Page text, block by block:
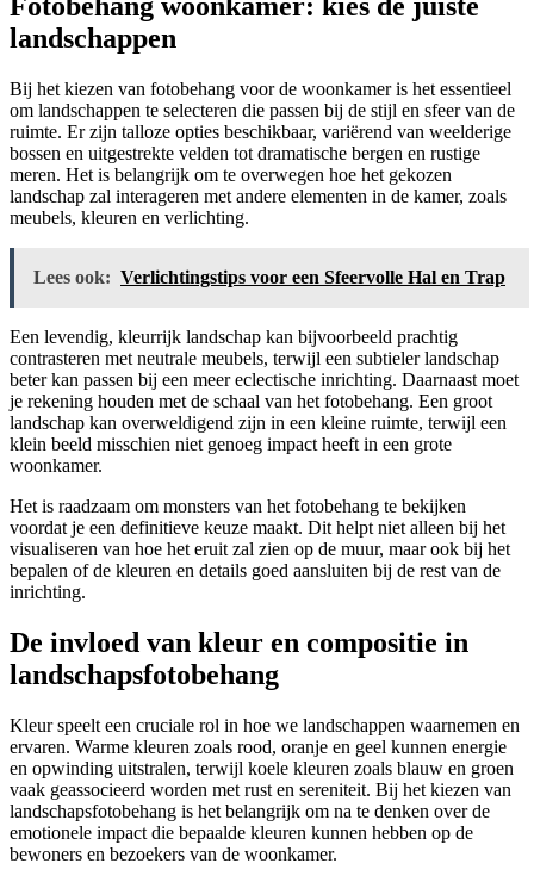
landschappen
Bij het kiezen van fotobehang voor de woonkamer is het essentieel
om landschappen te selecteren die passen bij de stijl en sfeer van de
ruimte. Er zijn talloze opties beschikbaar, variërend van weelderige
bossen en uitgestrekte velden tot dramatische bergen en rustige
meren. Het is belangrijk om te overwegen hoe het gekozen
landschap zal interageren met andere elementen in de kamer, zoals
meubels, kleuren en verlichting.
Lees ook: Verlichtingstips voor een Sfeervolle Hal en Trap
Een levendig, kleurrijk landschap kan bijvoorbeeld prachtig
contrasteren met neutrale meubels, terwijl een subtieler landschap
beter kan passen bij een meer eclectische inrichting. Daarnaast moet
je rekening houden met de schaal van het fotobehang. Een groot
landschap kan overweldigend zijn in een kleine ruimte, terwijl een
klein beeld misschien niet genoeg impact heeft in een grote
woonkamer.
Het is raadzaam om monsters van het fotobehang te bekijken
voordat je een definitieve keuze maakt. Dit helpt niet alleen bij het
visualiseren van hoe het eruit zal zien op de muur, maar ook bij het
bepalen of de kleuren en details goed aansluiten bij de rest van de
inrichting.
De invloed van kleur en compositie in
landschapsfotobehang
Kleur speelt een cruciale rol in hoe we landschappen waarnemen en
ervaren. Warme kleuren zoals rood, oranje en geel kunnen energie
en opwinding uitstralen, terwijl koele kleuren zoals blauw en groen
vaak geassocieerd worden met rust en sereniteit. Bij het kiezen van
landschapsfotobehang is het belangrijk om na te denken over de
emotionele impact die bepaalde kleuren kunnen hebben op de
bewoners en bezoekers van de woonkamer.